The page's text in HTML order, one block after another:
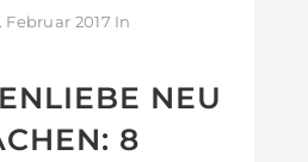
Februar 2017 In
NEU
8